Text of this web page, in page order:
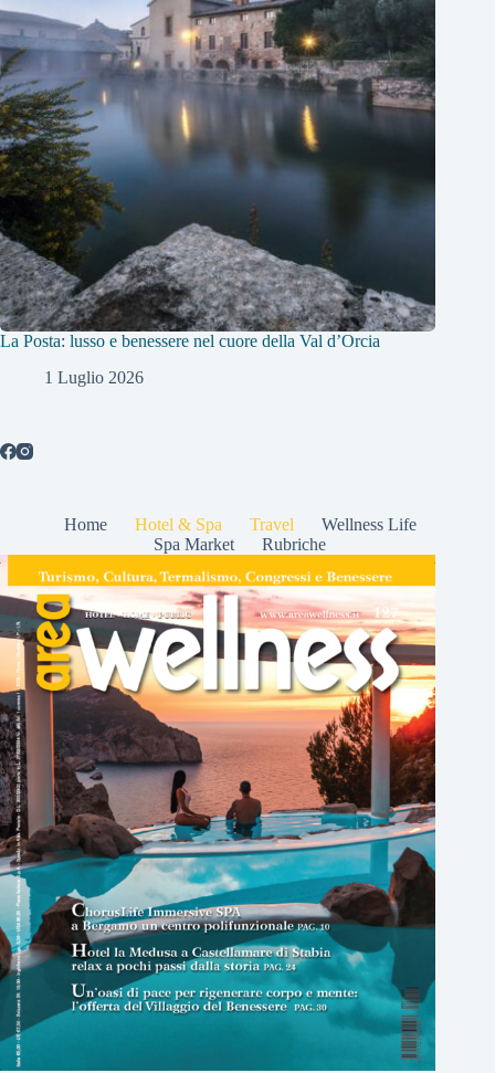
La Posta: lusso e benessere nel cuore della Val d’Orcia
1 Luglio 2026
Home Hotel & Spa Travel
Wellness Life
Spa Market
Rubriche